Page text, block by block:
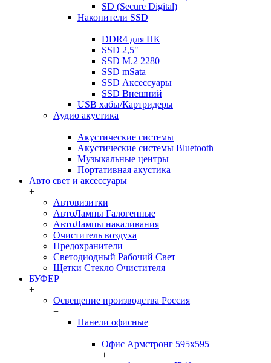
SD (Secure Digital)
Накопители SSD
+
DDR4 для ПК
SSD 2,5"
SSD M.2 2280
SSD mSata
SSD Аксессуары
SSD Внешний
USB хабы/Картридеры
Аудио акустика
+
Акустические системы
Акустические системы Bluetooth
Музыкальные центры
Портативная акустика
Авто свет и аксессуары
+
Автовизитки
АвтоЛампы Галогенные
АвтоЛампы накаливания
Очиститель воздуха
Предохранители
Светодиодный Рабочий Свет
Щетки Стекло Очистителя
БУФЕР
+
Освещение производства Россия
+
Панели офисные
+
Офис Армстронг 595x595
+